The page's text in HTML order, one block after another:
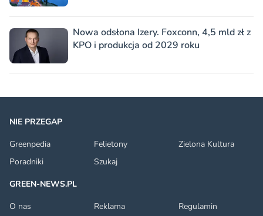
Nowa odsłona Izery. Foxconn, 4,5 mld zł z
KPO i produkcja od 2029 roku
NIE PRZEGAP
Greenpedia
Felietony
Zielona Kultura
Poradniki
Szukaj
GREEN-NEWS.PL
O nas
Reklama Regulamin